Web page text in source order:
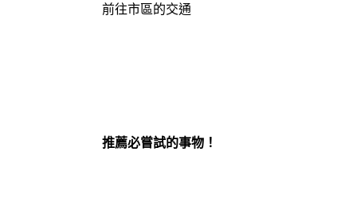
前往市區的交通
推薦必嘗試的事物！